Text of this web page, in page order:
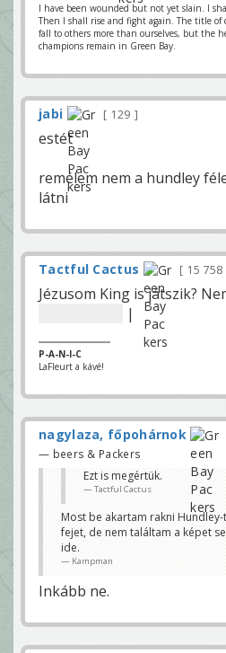
I have been wounded but not yet slain. I
Then I shall rise and fight again. The title
fall to others more than ourselves, but the
champions remain in Green Bay.
jabi 129
estét
remélem nem a hundley
látni
Tactful Cactus 15 758
Jézusom King is játszik?
|
P-A-N-I-C
LaFleurt a kávé!
nagylaza, főpohárnok
— beers & Packers
Ezt is megértük.
Tactful Cactus
Most be akartam rakni
fejet, de nem találtam a képet
ide.
Kampman
Inkább ne.